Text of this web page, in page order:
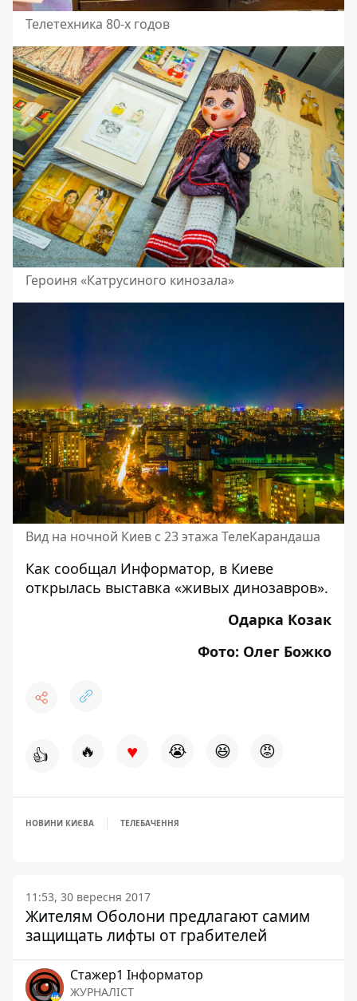
Телетехника 80-х годов
Героиня «Катрусиного кинозала»
Вид на ночной Киев с 23 этажа ТелеКарандаша
Как сообщал Информатор, в Киеве
открылась выставка «живых динозавров».
Одарка Козак
Фото: Олег Божко
👍 🔥 ♥ 😭 😆 😡
НОВИНИ КИЄВА ТЕЛЕБАЧЕННЯ
11:53, 30 вересня 2017
Жителям Оболони предлагают самим
защищать лифты от грабителей
Стажер1 Інформатор
ЖУРНАЛІСТ